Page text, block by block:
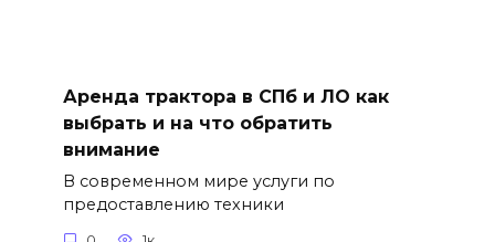
Аренда трактора в СПб и ЛО как
выбрать и на что обратить
внимание
В современном мире услуги по
предоставлению техники